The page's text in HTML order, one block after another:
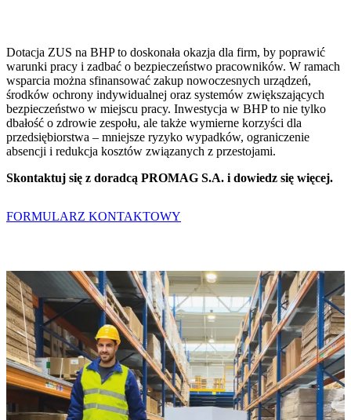
Dotacja ZUS na BHP to doskonała okazja dla firm, by poprawić
warunki pracy i zadbać o bezpieczeństwo pracowników. W ramach
wsparcia można sfinansować zakup nowoczesnych urządzeń,
środków ochrony indywidualnej oraz systemów zwiększających
bezpieczeństwo w miejscu pracy. Inwestycja w BHP to nie tylko
dbałość o zdrowie zespołu, ale także wymierne korzyści dla
przedsiębiorstwa – mniejsze ryzyko wypadków, ograniczenie
absencji i redukcja kosztów związanych z przestojami.
Skontaktuj się z doradcą PROMAG S.A. i dowiedz się więcej.
FORMULARZ KONTAKTOWY